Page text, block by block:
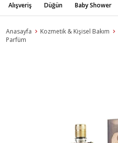
Alışveriş Düğün Baby Shower
Anasayfa Kozmetik & Kişisel Bakım
Parfüm